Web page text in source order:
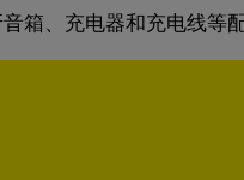
箱、充电器和充电线等